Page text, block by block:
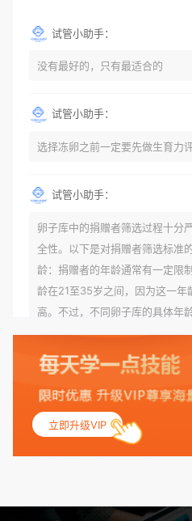
试管小助手：
没有最好的，只有最适合的
试管小助手：
选择冻卵之前一定要先做生育力评
试管小助手：
卵子库中的捐赠者筛选过程十分
全性。以下是对捐赠者筛选标准
龄：捐赠者的年龄通常有一定限
龄在21至35岁之间，因为这一年
高。不过，不同卵子库的具体年
量指数（BMI）：捐赠者的BMI
保其身体健康状况良好。过高的
联，包括不孕症和妊娠并发症。
的月经期，无生殖障碍或异常问
妇科检查，以确保其生殖系统的
捐赠者及其家庭成员需要无严重
病史。这通常需要通过基因检测
立即升级VIP